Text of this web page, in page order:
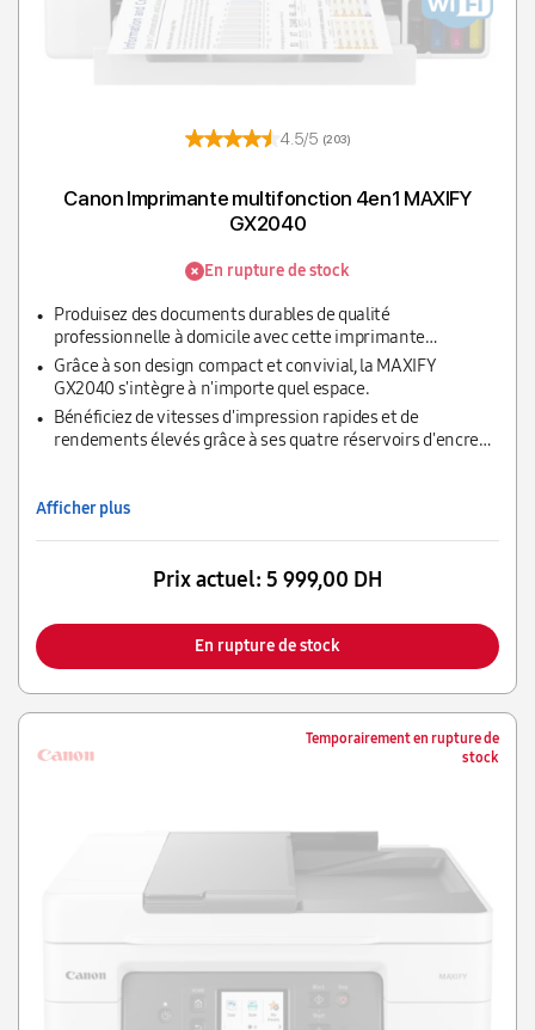
4.5/5 (203)
Canon Imprimante multifonction 4en1 MAXIFY
GX2040
En rupture de stock
Produisez des documents durables de qualité
professionnelle à domicile avec cette imprimante
multifonction MegaTank offrant un fonctionnement
complet par l'avant.
Grâce à son design compact et convivial, la MAXIFY
GX2040 s'intègre à n'importe quel espace.
Bénéficiez de vitesses d'impression rapides et de
rendements élevés grâce à ses quatre réservoirs d'encre
Afficher plus
Prix actuel: 5 999,00 DH
En rupture de stock
Temporairement en rupture de
stock